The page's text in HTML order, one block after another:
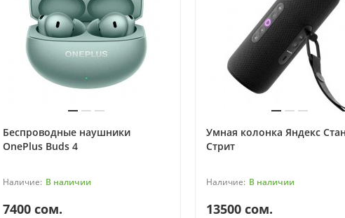
Беспроводные наушники
OnePlus Buds 4
В наличии
7400 сом.
Умная колонка Яндекс
Стрит
В наличии
13500 сом.